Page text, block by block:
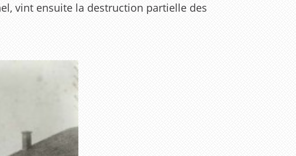
vint ensuite la destruction partielle des